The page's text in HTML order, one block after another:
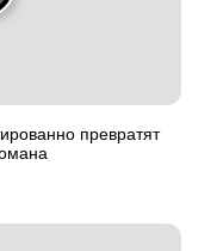
превратят